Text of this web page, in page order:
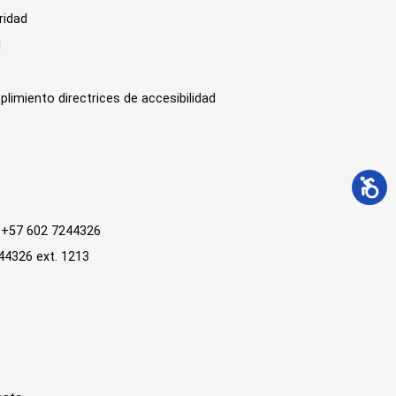
directrices de accesibilidad
602 7244326
ext. 1213